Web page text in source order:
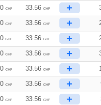
CHF 33.56 CHF +
CHF 33.56 CHF +
CHF 33.56 CHF +
CHF 33.56 CHF +
CHF 33.56 CHF +
CHF 33.56 CHF +
CHF 33.56 CHF +